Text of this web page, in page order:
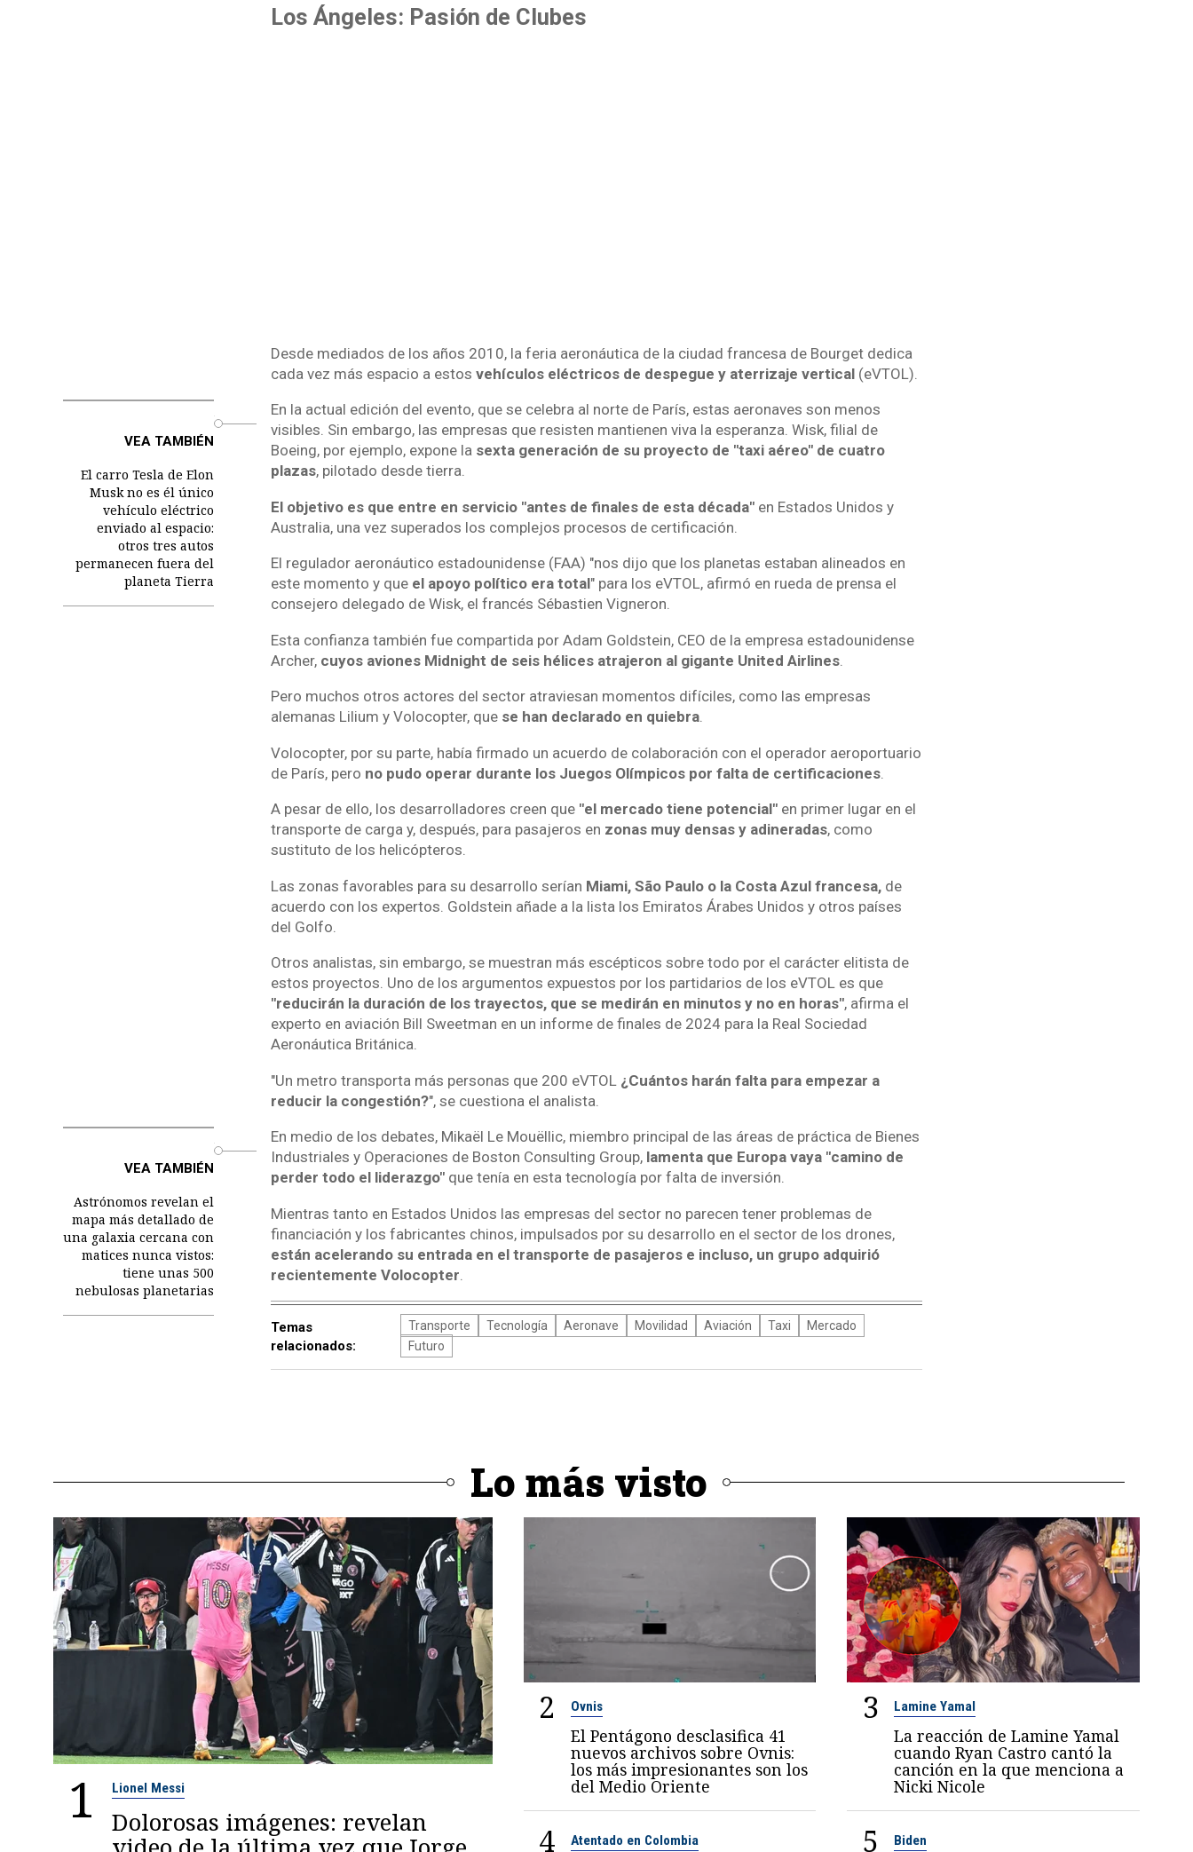
Los Ángeles: Pasión de Clubes
Desde mediados de los años 2010, la feria aeronáutica de la ciudad francesa de Bourget dedica
cada vez más espacio a estos vehículos eléctricos de despegue y aterrizaje vertical(eVTOL).
VEA TAMBIÉN
El carro Tesla de Elon
Musk no es él único
vehículo eléctrico
enviado al espacio:
otros tres autos
permanecen fuera del
planeta Tierra
En la actual edición del evento, que se celebra al norte de París, estas aeronaves son menos
visibles. Sin embargo, las empresas que resisten mantienen viva la esperanza. Wisk, filial de
Boeing, por ejemplo, expone la sexta generación de su proyecto de "taxi aéreo" de cuatro
plazas, pilotado desde tierra.
El objetivo es que entre en servicio "antes de finales de esta década"en Estados Unidos y
Australia, una vez superados los complejos procesos de certificación.
El regulador aeronáutico estadounidense (FAA) "nos dijo que los planetas estaban alineados en
este momento y que el apoyo político era total" para los eVTOL, afirmó en rueda de prensa el
consejero delegado de Wisk, el francés Sébastien Vigneron.
Esta confianza también fue compartida por Adam Goldstein, CEO de la empresa estadounidense
Archer, cuyos aviones Midnight de seis hélices atrajeron al gigante United Airlines.
Pero muchos otros actores del sector atraviesan momentos difíciles, como las empresas
alemanas Lilium y Volocopter, que se han declarado en quiebra.
Volocopter, por su parte, había firmado un acuerdo de colaboración con el operador aeroportuario
de París, pero no pudo operar durante los Juegos Olímpicos por falta de certificaciones.
A pesar de ello, los desarrolladores creen que "el mercado tiene potencial"en primer lugar en el
transporte de carga y, después, para pasajeros en zonas muy densas y adineradas, como
sustituto de los helicópteros.
Las zonas favorables para su desarrollo serían Miami, São Paulo o la Costa Azul francesa,de
acuerdo con los expertos. Goldstein añade a la lista los Emiratos Árabes Unidos y otros países
del Golfo.
Otros analistas, sin embargo, se muestran más escépticos sobre todo por el carácter elitista de
estos proyectos. Uno de los argumentos expuestos por los partidarios de los eVTOL es que
"reducirán la duración de los trayectos, que se medirán en minutos y no en horas", afirma el
experto en aviación Bill Sweetman en un informe de finales de 2024 para la Real Sociedad
Aeronáutica Británica.
"Un metro transporta más personas que 200 eVTOL ¿Cuántos harán falta para empezar a
reducir la congestión?", se cuestiona el analista.
VEA TAMBIÉN
Astrónomos revelan el
mapa más detallado de
una galaxia cercana con
matices nunca vistos:
tiene unas 500
nebulosas planetarias
En medio de los debates, Mikaël Le Mouëllic, miembro principal de las áreas de práctica de Bienes
Industriales y Operaciones de Boston Consulting Group, lamenta que Europa vaya "camino de
perder todo el liderazgo"que tenía en esta tecnología por falta de inversión.
Mientras tanto en Estados Unidos las empresas del sector no parecen tener problemas de
financiación y los fabricantes chinos, impulsados por su desarrollo en el sector de los drones,
están acelerando su entrada en el transporte de pasajeros e incluso, un grupo adquirió
recientemente Volocopter
Temas
relacionados:
Transporte Tecnología Aeronave Movilidad Aviación Taxi
Mercado
Futuro
Lo más visto
1 Lionel Messi
Dolorosas imágenes: revelan
2 Ovnis
El Pentágono desclasifica 41
nuevos archivos sobre Ovnis:
los más impresionantes son los
del Medio Oriente
3 Lamine Yamal
La reacción de Lamine Yamal
cuando Ryan Castro cantó la
canción en la que menciona a
Nicki Nicole
4 Atentado en Colombia 5 Biden